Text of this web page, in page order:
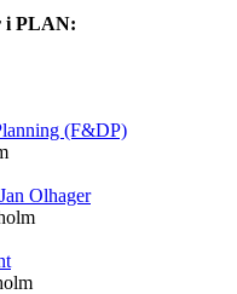
i PLAN:
(F&DP)
Olhager